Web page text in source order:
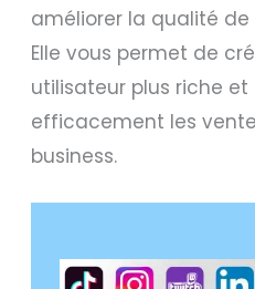
améliorer la qualité de
Elle vous permet de
utilisateur plus riche
efficacement les
business.